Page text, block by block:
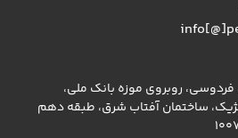
فردوسی، روبروی موزه بانک ملی،
ساختمان آفتاب شرق، طبقه دهم